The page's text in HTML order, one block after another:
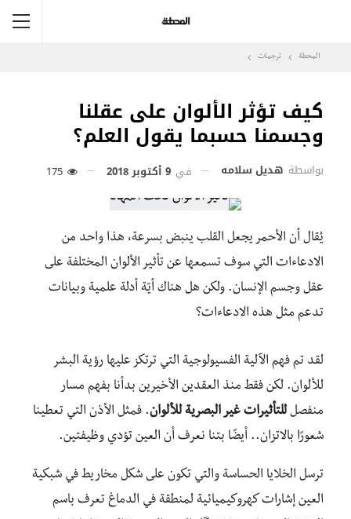
المحطة ترجمات
كيف تؤثر الألوان على عقلنا
وجسمنا حسبما يقول العلم؟
بواسطة هديل سلامه في 9 أكتوبر 2018
يُقال أن الأحمر يجعل القلب ينبض بسرعة، هذا واحد من
الادعاءات التي سوف تسمعها عن تأثير الألوان المختلفة على
عقل وجسم الإنسان. ولكن هل هناك أيّة أدلة علمية وبيانات
تدعم مثل هذه الادعاءات؟
لقد تم فهم الآلية الفسيولوجية التي ترتكز عليها رؤية البشر
للألوان. لكن فقط منذ العقدين الأخيرين بدأنا بفهم مسار
منفصل للتأثيرات غير البصرية للألوان. فمثل الأذن التي تعطينا
شعورًا بالاتزان.. أيضًا بتنا نعرف أن العين تؤدي وظيفتين.
ترسل الخلايا الحساسة والتي تكون على شكل مخاريط في شبكية
العين إشارات كهروكيميائية لمنطقة في الدماغ تعرف باسم